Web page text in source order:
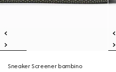
Sneaker Screener bambino